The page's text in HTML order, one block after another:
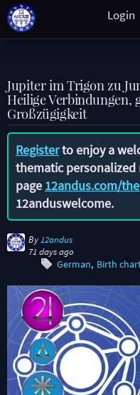
Login
Jupiter im Trigon zu
Heilige Verbindungen,
Großzügigkeit
Registerto enjoy a
thematic
page 12andus.com/
12anduswelcome.
By 12andus
71 days ago
German Birth